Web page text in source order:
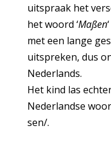
uitspraak het
het woord ‘Maßen
met een lange
uitspreken, dus
Nederlands.
Het kind las
Nederlandse
sen/.